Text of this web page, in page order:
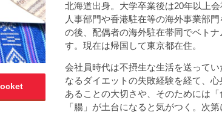
北海道出身。大学卒業後は20年以上会
人事部門や香港駐在等の海外事業部門
の後、配偶者の海外駐在帯同でベトナ
す。現在は帰国して東京都在住。
会社員時代は不摂生な生活を送って
なるダイエットの失敗経験を経て、
あることの大切さや、そのためには「
「腸」が土台になると気がつく。次